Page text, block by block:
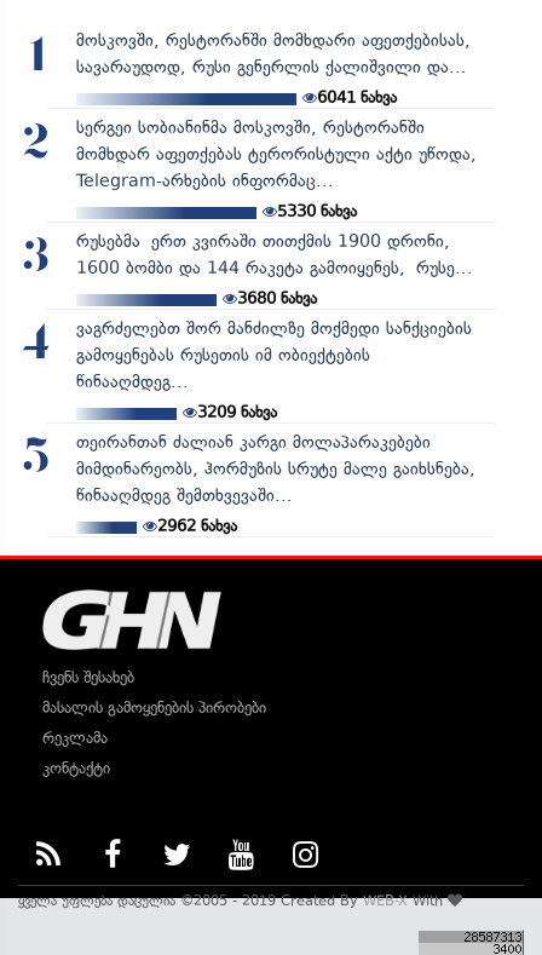
1
მოსკოვში, რესტორანში მომხდარი აფეთქებისას,
სავარაუდოდ, რუსი გენერლის ქალიშვილი და...
6041 ნახვა
2
სერგეი სობიანინმა მოსკოვში, რესტორანში
მომხდარ აფეთქებას ტერორისტული აქტი უწოდა,
Telegram-არხების ინფორმაც...
5330ნახვა
3
რუსებმა ერთ კვირაში თითქმის 1900 დრონი,
1600 ბომბი და 144 რაკეტა გამოიყენეს, რუსე...
3680ნახვა
4
ვაგრძელებთ შორ მანძილზე მოქმედი სანქციების
გამოყენებას რუსეთის იმ ობიექტების
წინააღმდეგ...
3209ნახვა
5
თეირანთან ძალიან კარგი მოლაპარაკებები
მიმდინარეობს, ჰორმუზის სრუტე მალე გაიხსნება,
წინააღმდეგ შემთხვევაში...
2962ნახვა
ჩვენს შესახებ
მასალის გამოყენების პირობები
რეკლამა
კონტაქტი
ყველა უფლება დაცულია ©2005 - 2019 Created ByWEB-XWith